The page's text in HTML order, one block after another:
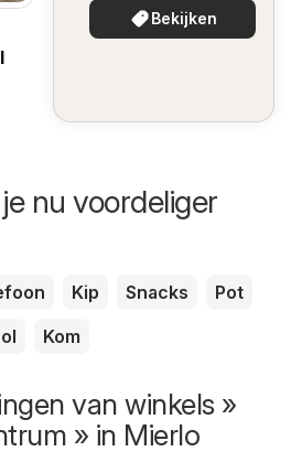
Bekijken
nu voordeliger
Kip Snacks
Pot
Kom
van winkels »
» in Mierlo